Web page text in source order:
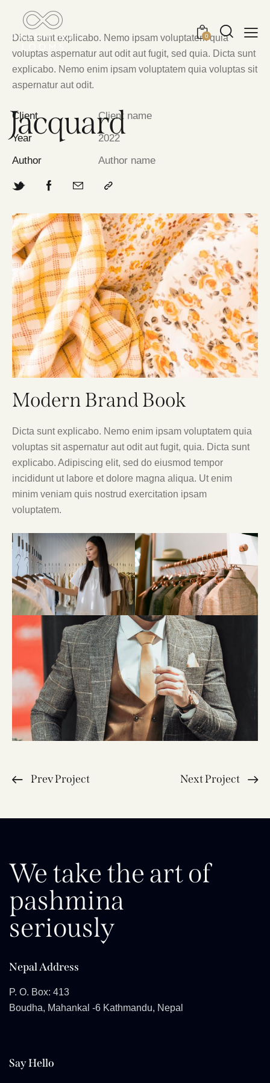
0
Jacquard
Modern Brand Book
Dicta sunt explicabo. Nemo enim ipsam voluptatem quia
voluptas sit aspernatur aut odit aut fugit, quia. Dicta sunt
explicabo. Adipiscing elit, sed do eiusmod tempor
incididunt ut labore et dolore magna aliqua. Ut enim
minim veniam quis nostrud exercitation ipsam
voluptatem.
Dicta sunt explicabo. Nemo ipsam voluptatem quia
voluptas aspernatur aut odit aut fugit, sed quia. Dicta sunt
explicabo. Nemo enim ipsam voluptatem quia voluptas sit
aspernatur aut odit.
Client
Client name
Year
2022
Author
Author name
Prev Project Next Project
We take the art of
pashmina
seriously
Nepal Address
P. O. Box: 413
Boudha, Mahankal -6 Kathmandu, Nepal
Say Hello